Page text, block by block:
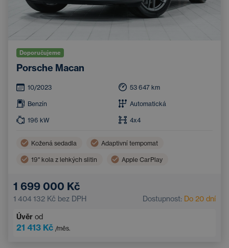
Doporučujeme
Porsche Macan
10/2023 53 647 km
Benzín Automatická
196 kW 4x4
Kožená sedadla Adaptivní tempomat
19'' kola z lehkých slitin Apple CarPlay
LED světlomety
Panoramatická střecha
1 699 000 Kč
1 404 132 Kč bez DPH Dostupnost: Do 20 dní
Úvěr od
21 413 Kč /měs.